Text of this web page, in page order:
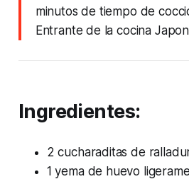
minutos de tiempo de
Entrante de la cocina
Ingredientes:
2 cucharaditas de
1 yema de huevo